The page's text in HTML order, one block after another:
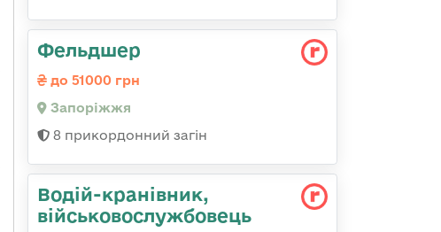
Фельдшер
до 51000 грн
Запоріжжя
8 прикордонний загін
Водій-кранівник,
військовослужбовець